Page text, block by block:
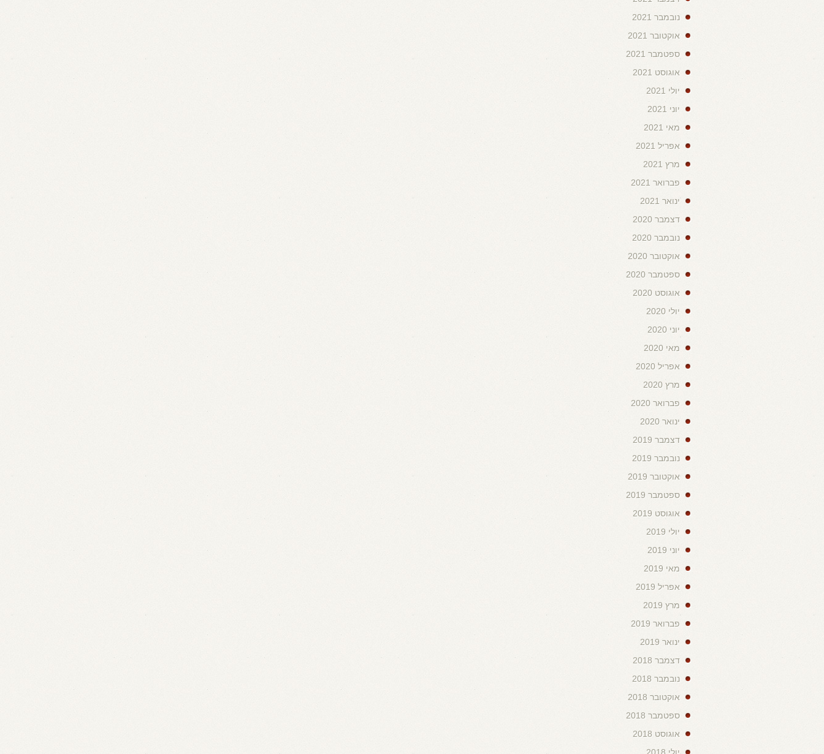
נובמבר 2021
אוקטובר 2021
ספטמבר 2021
אוגוסט 2021
יולי 2021
יוני 2021
מאי 2021
אפריל 2021
מרץ 2021
פברואר 2021
ינואר 2021
דצמבר 2020
נובמבר 2020
אוקטובר 2020
ספטמבר 2020
אוגוסט 2020
יולי 2020
יוני 2020
מאי 2020
אפריל 2020
מרץ 2020
פברואר 2020
ינואר 2020
דצמבר 2019
נובמבר 2019
אוקטובר 2019
ספטמבר 2019
אוגוסט 2019
יולי 2019
יוני 2019
מאי 2019
אפריל 2019
מרץ 2019
פברואר 2019
ינואר 2019
דצמבר 2018
נובמבר 2018
אוקטובר 2018
ספטמבר 2018
אוגוסט 2018